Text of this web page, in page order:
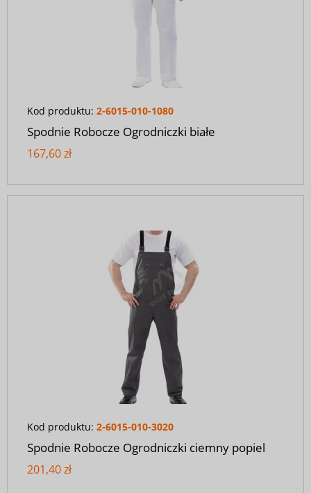
Kod produktu: 2-6015-010-1080
Spodnie Robocze Ogrodniczki białe
167,60 zł
Kod produktu: 2-6015-010-3020
Spodnie Robocze Ogrodniczki ciemny popiel
201,40 zł